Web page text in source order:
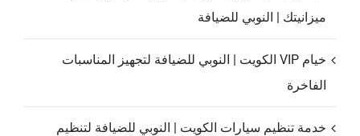
ميزانيتك | النوبي للضيافة
خيام VIP الكويت | النوبي للضيافة لتجهيز المناسبات
الفاخرة
خدمة تنظيم سيارات الكويت | النوبي للضيافة لتنظيم